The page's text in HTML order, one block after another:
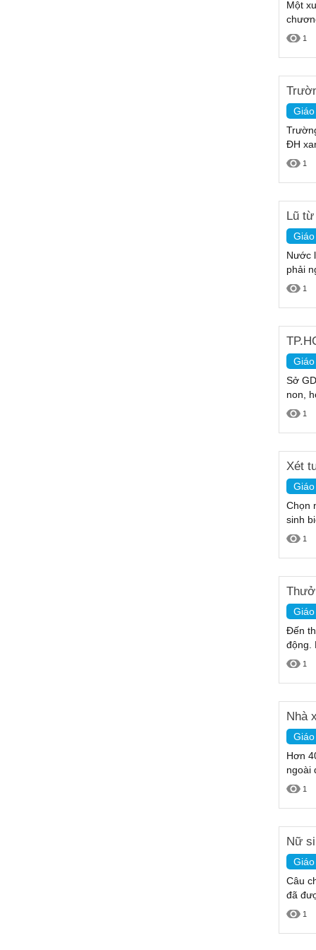
Một
1
ĐH
1
Lũ
Nước
phải
1
Sở
non,
1
Xét
Chọn
sinh
1
Đến
động.
1
Nhà
Hơn
ngoài
1
Nữ
Câu
đã
1